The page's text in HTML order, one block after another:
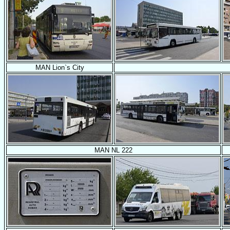
MAN Lion`s City
MAN NL 222